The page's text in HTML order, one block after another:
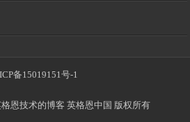
备15019151号-1
恩技术的博客 英格恩中国 版权所有